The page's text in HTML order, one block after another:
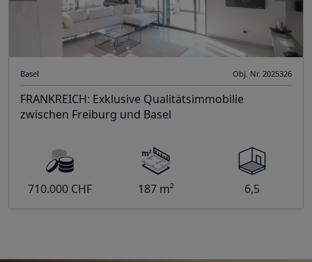
Basel Obj. Nr. 2025326
FRANKREICH: Exklusive Qualitätsimmobilie
zwischen Freiburg und Basel
710.000 CHF 187 m² 6,5